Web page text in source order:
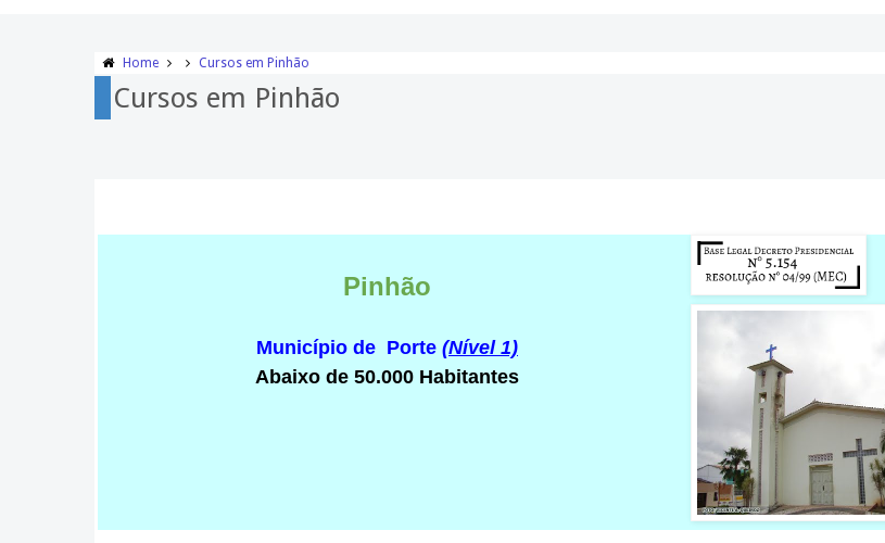
Home Cursos em Pinhão
Cursos em Pinhão
Pinhão
Município de Porte (Nível 1)
Abaixo de 50.000 Habitantes